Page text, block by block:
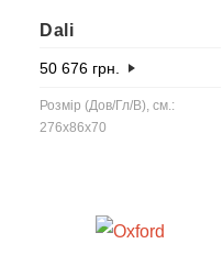
Dali
50 676 грн.
Розмір (Дов/Гл/В), см.:
276x86x70